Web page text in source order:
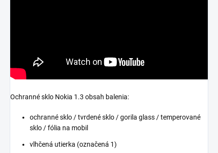
Ochranné sklo Nokia 1.3 obsah balenia:
ochranné sklo / tvrdené sklo / gorila glass / temperované
sklo / fólia na mobil
vlhčená utierka (označená 1)